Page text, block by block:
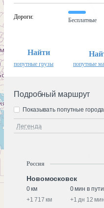
Дороги:
Бесплатные
Найти
попутные грузы попутные
Подробный маршрут
Легенда
Показывать попутные города
Россия
Новомосковск
0 км
0 мин в пути
+1 717 км +1 дн 12 мин